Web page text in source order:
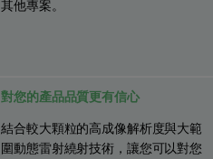
其他專案。
對您的產品品質更有信心
結合較大顆粒的高成像解析度與大範
圍動態雷射繞射技術，讓您可以對您